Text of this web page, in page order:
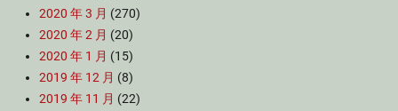
2020 年 3 月 (270)
2020 年 2 月 (20)
2020 年 1 月 (15)
2019 年 12 月 (8)
2019 年 11 月 (22)